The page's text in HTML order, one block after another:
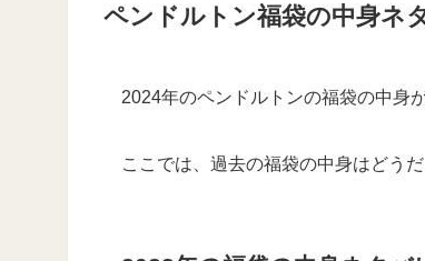
ペンドルトン福袋の中身ネ
2024年のペンドルトンの福袋の中身
ここでは、過去の福袋の中身はどう